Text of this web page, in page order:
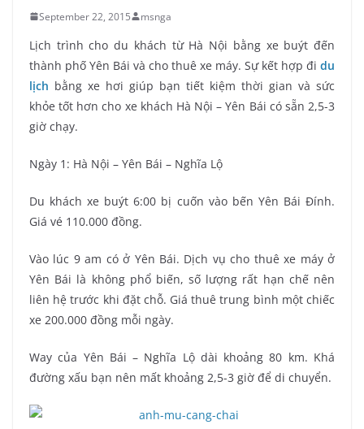
September 22, 2015 msnga
Lịch trình cho du khách từ Hà Nội bằng xe buýt đến
thành phố Yên Bái và cho thuê xe máy. Sự kết hợp đi du
lịch bằng xe hơi giúp bạn tiết kiệm thời gian và sức
khỏe tốt hơn cho xe khách Hà Nội – Yên Bái có sẵn 2,5-3
giờ chạy.
Ngày 1: Hà Nội – Yên Bái – Nghĩa Lộ
Du khách xe buýt 6:00 bị cuốn vào bến Yên Bái Đính.
Giá vé 110.000 đồng.
Vào lúc 9 am có ở Yên Bái. Dịch vụ cho thuê xe máy ở
Yên Bái là không phổ biến, số lượng rất hạn chế nên
liên hệ trước khi đặt chỗ. Giá thuê trung bình một chiếc
xe 200.000 đồng mỗi ngày.
Way của Yên Bái – Nghĩa Lộ dài khoảng 80 km. Khá
đường xấu bạn nên mất khoảng 2,5-3 giờ để di chuyển.